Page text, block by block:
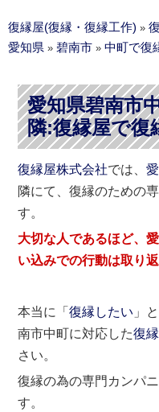
復縁屋(復縁・復縁工作) »
愛知県 » 碧南市 » 中町で復
愛知県碧南市
隣:復縁屋で復
復縁屋株式会社では、
隣にて、復縁のための
す。
大切な人であるほど、
い込みでの行動は取り
本当に「復縁したい 」
南市中町に対応した復
さい。
復縁の為の専門カンパ
す。